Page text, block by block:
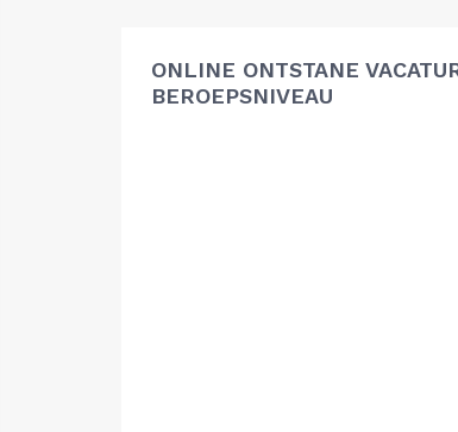
ONLINE ONTSTANE
BEROEPSNIVEAU